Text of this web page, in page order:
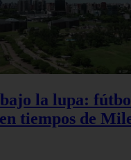
la lupa:
tiempos de